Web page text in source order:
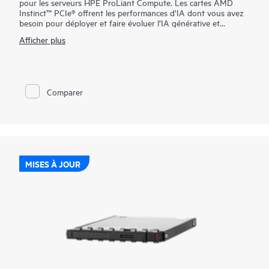
Instinct™ PCIe® offrent les performances d’IA dont vous avez
besoin pour déployer et faire évoluer l’IA générative et
vous offrir des performances hors pair, des coûts optimisés et
Afficher plus
Comparer
MISES À JOUR